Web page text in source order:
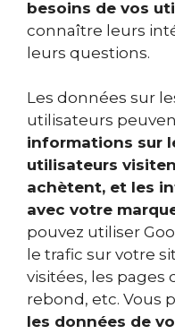
besoins de vos
connaître leurs
leurs questions.
Les données sur
utilisateurs
informations sur
utilisateurs
achètent, et les
avec votre
pouvez utiliser
le trafic sur votre
visitées, les pages
rebond, etc. Vous
les données de